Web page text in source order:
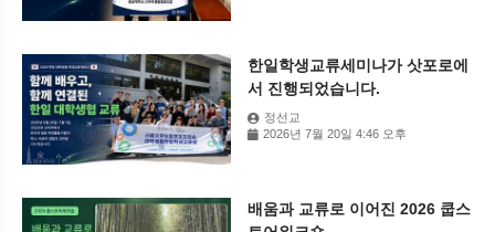
한일학생교류세미나가 삿포로에
서 진행되었습니다.
정선교
2026년 7월 20일 4:46 오후
배움과 교류로 이어진 2026 쿱스